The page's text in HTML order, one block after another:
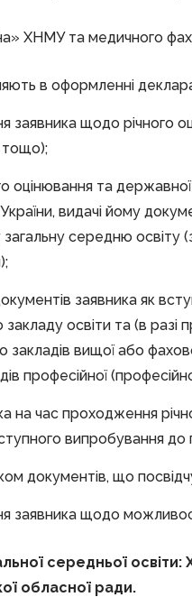
ХНМУ та медичного
в оформленні
заявника щодо річного
тощо);
та державної
України, видачі йому
середню
заявника як
освіти та (в
закладів вищої або
професійної
на час проходження
випробування до
документів, що
заявника щодо
середньої освіти:
обласної ради.